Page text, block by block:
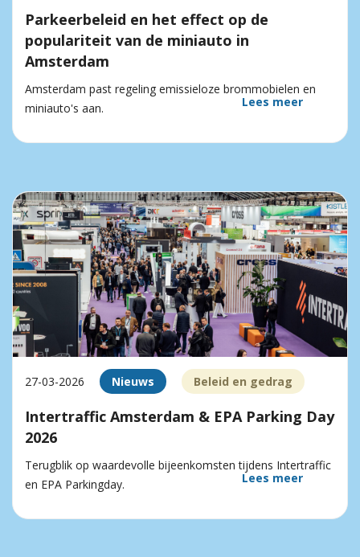
Parkeerbeleid en het effect op de
populariteit van de miniauto in
Amsterdam
Amsterdam past regeling emissieloze brommobielen en
miniauto's aan.
Lees meer
27-03-2026 Nieuws Beleid en gedrag
Intertraffic Amsterdam & EPA Parking Day
2026
Terugblik op waardevolle bijeenkomsten tijdens Intertraffic
en EPA Parkingday.
Lees meer